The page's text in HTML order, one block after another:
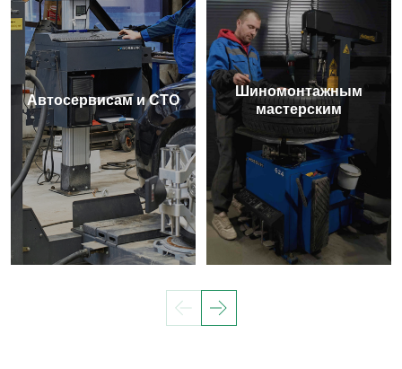
Автосервисам и СТО
Шиномонтажным
мастерским